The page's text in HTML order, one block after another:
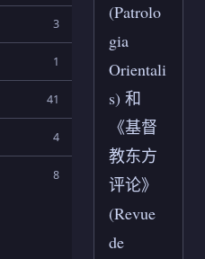
3
1
41
4
8
(Patrolo
gia
Orientali
s) 和
《基督
教东方
评论》
(Revue
de